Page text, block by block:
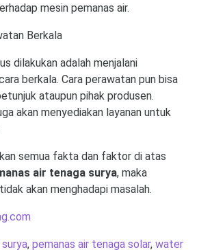
mesin pemanas air.
Berkala
dilakukan adalah menjalani
berkala. Cara perawatan pun bisa
ataupun pihak produsen.
akan menyediakan layanan untuk
semua fakta dan faktor di atas
air tenaga surya, maka
akan menghadapi masalah.
, pemanas air tenaga solar, water